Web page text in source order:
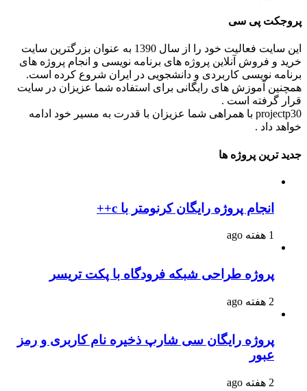
پروجکت پی سی
این سایت فعالیت خود را از سال 1390 به عنوان بزرگترین سایت
خرید و فروش آنلاین پروژه های برنامه نویسی و انجام پروژه های
برنامه نویسی کاربردی و دانشجویی در ایران شروع کرده است.
همچنین آموزش های رایگانی برای استفاده شما عزیزان در سایت
قرار گرفته است .
projectp30 با همراهی شما عزیزان با قدرت به مسیر خود ادامه
خواهد داد .
جدید ترین پروژه ها
انجام پروژه رایگان کرنومتر با c++
1 هفته ago
پروژه طراحی شبکه فرودگاه با پکت تریسر
2 هفته ago
پروژه رایگان سی شارپ ذخیره نام کاربری و رمز
عبور
2 هفته ago